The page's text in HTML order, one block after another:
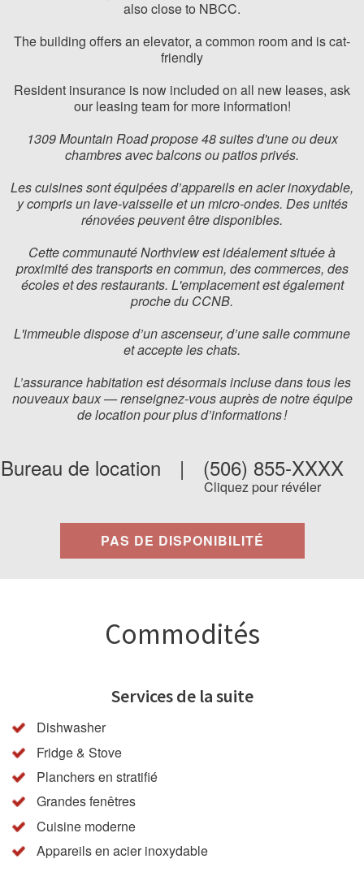
also close to NBCC.
The building offers an elevator, a common room and is cat-
friendly
Resident insurance is now included on all new leases, ask
our leasing team for more information!
1309 Mountain Road propose 48 suites d'une ou deux
chambres avec balcons ou patios privés.
Les cuisines sont équipées d’appareils en acier inoxydable,
y compris un lave-vaisselle et un micro-ondes. Des unités
rénovées peuvent être disponibles.
Cette communauté Northview est idéalement située à
proximité des transports en commun, des commerces, des
écoles et des restaurants. L'emplacement est également
proche du CCNB.
L'immeuble dispose d’un ascenseur, d’une salle commune
et accepte les chats.
L’assurance habitation est désormais incluse dans tous les
nouveaux baux — renseignez-vous auprès de notre équipe
de location pour plus d’informations !
Bureau de location | (506) 855-XXXX
Cliquez pour révéler
PAS DE DISPONIBILITÉ
Commodités
Services de la suite
Dishwasher
Fridge & Stove
Planchers en stratifié
Grandes fenêtres
Cuisine moderne
Appareils en acier inoxydable